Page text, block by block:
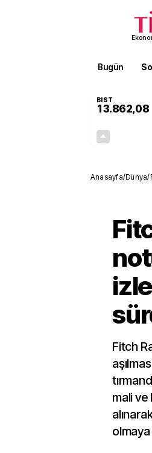
Bugün
BIST
13.862,08
Anasayfa/Dünya/
Fitch
mali